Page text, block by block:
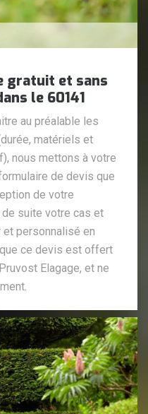
gratuit et sans
le 60141
au préalable les
matériels et
nous mettons à votre
de devis que
de votre
suite votre cas et
personnalisé en
ce devis est offert
Elagage, et ne